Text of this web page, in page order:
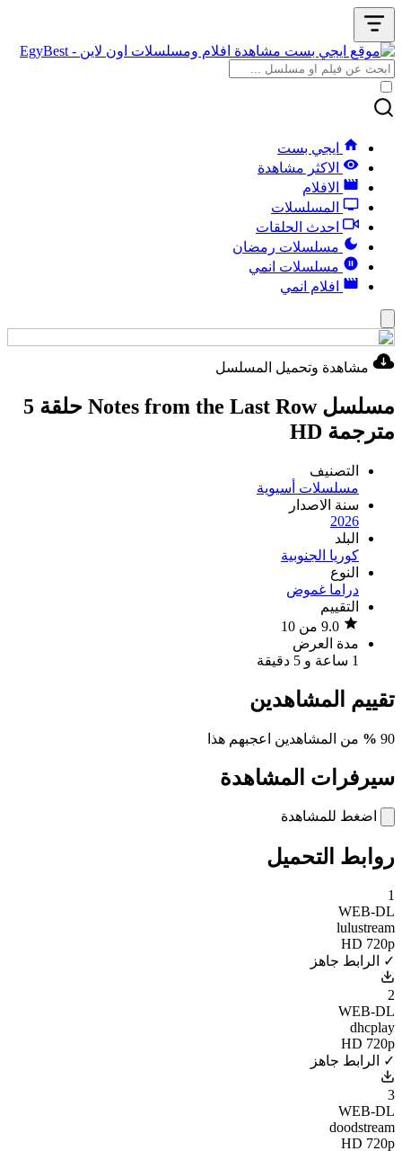
ايجي بست
الاكثر مشاهدة
الافلام
المسلسلات
احدث الحلقات
مسلسلات رمضان
مسلسلات انمي
افلام انمي
مشاهدة وتحميل المسلسل
مسلسل Notes from the Last Row حلقة 5
مترجمة HD
التصنيف
مسلسلات أسيوية
سنة الاصدار
2026
البلد
كوريا الجنوبية
النوع
دراما غموض
التقييم
مدة العرض
1 ساعة و 5 دقيقة
تقييم المشاهدين
90
% من المشاهدين اعجبهم هذا
سيرفرات المشاهدة
اضغط للمشاهدة
روابط التحميل
1
WEB-DL
lulustream
HD 720p
✓ الرابط جاهز
2
WEB-DL
dhcplay
HD 720p
✓ الرابط جاهز
3
WEB-DL
doodstream
HD 720p